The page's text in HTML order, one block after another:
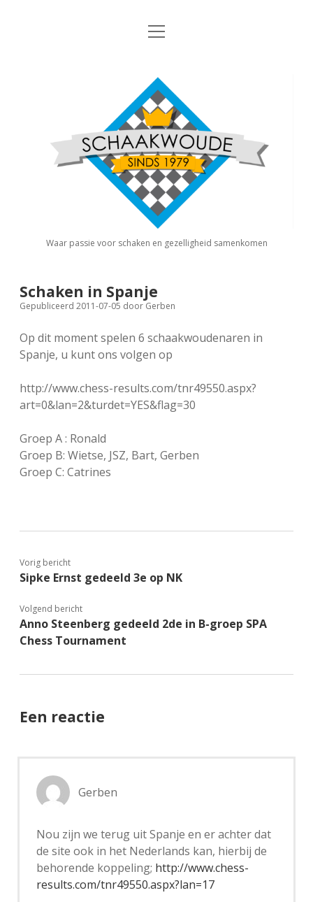
Nieuws
Algemene Informatie
Privacy Statement
Interne Competitie
dropdown
menu
Competitiereglement
Externe Competitie open
KNSB: Schaakwoude I
KNSB: Schaakwoude II
FSB: Schaakwoude I
FSB: Schaakwoude II
Jeugdschaken
Eregalerij
Agenda
Koppelingen
facebook
instagram
open
Schaakvereniging
Schaakwoude
Waar passie voor schaken en gezelligheid samenkomen
Schaken in Spanje
Gepubliceerd 2011-07-05 door Gerben
Op dit moment spelen 6 schaakwoudenaren in
Spanje, u kunt ons volgen op
http://www.chess-results.com/tnr49550.aspx?
art=0&lan=2&turdet=YES&flag=30
Groep A : Ronald
Groep B: Wietse, JSZ, Bart, Gerben
Groep C: Catrines
Vorig bericht
Sipke Ernst gedeeld 3e op NK
Volgend bericht
Anno Steenberg gedeeld 2de in B-groep SPA
Chess Tournament
Een reactie
Gerben
Nou zijn we terug uit Spanje en er achter dat
de site ook in het Nederlands kan, hierbij de
behorende koppeling; http://www.chess-
results.com/tnr49550.aspx?lan=17